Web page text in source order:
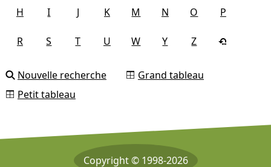
H I J K M N O P
R S T U W Y Z
Nouvelle recherche
Grand tableau
Petit tableau
Copyright © 1998-2026